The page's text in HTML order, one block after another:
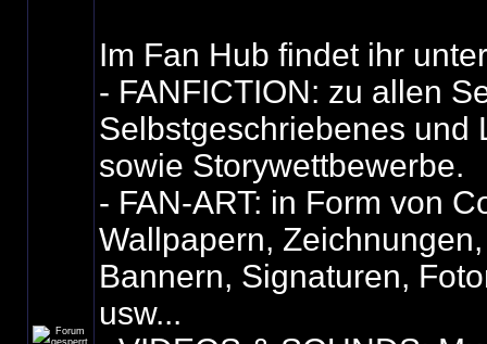
Im Fan Hub findet ihr
- FANFICTION: zu allen
Selbstgeschriebenes und
sowie Storywettbewerbe.
- FAN-ART: in Form von
Wallpapern,
Bannern, Signaturen,
usw...